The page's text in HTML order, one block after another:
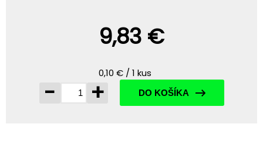
9,83 €
0,10 € / 1 kus
- + DO KOŠÍKA